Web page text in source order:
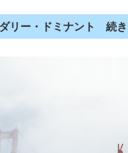
リー・ドミナント 続き